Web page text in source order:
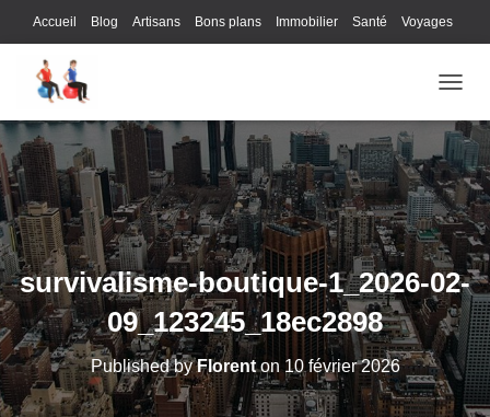
Accueil Blog Artisans Bons plans Immobilier Santé Voyages
Lifestyle
Juridique Logistique Publicité Technologie
survivalisme-boutique-1_2026-02-
09_123245_18ec2898
Published byFlorenton 10 février 2026